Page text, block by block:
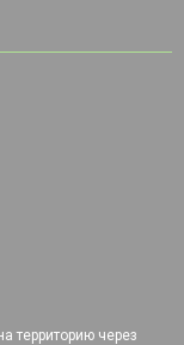
территорию через